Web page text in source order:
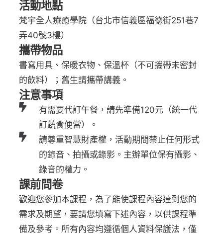
活動地點
梵宇全人療癒學院（台北市信義區福德街251巷7
弄40號3樓）
攜帶物品
書寫用具、保暖衣物、保溫杯（不可攜帶未密封
的飲料）；舊生請攜帶講義。
注意事項
有需要代訂午餐，請先準備120元（統一代
訂蔬食便當）。
請尊重智慧財產權，活動期間禁止任何形式
的錄音、拍攝或錄影。主辦單位保有攝影、
錄音的權力。
課前問卷
歡迎您參加本課程，為了能使課程內容達到您的
需求及期望，要請您填寫下述內容，以供課程準
備及參考。所有內容均遵循個人資料保護法，僅